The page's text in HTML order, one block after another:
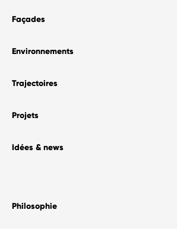
Façades
Environnements
Trajectoires
Projets
Idées & news
Philosophie​